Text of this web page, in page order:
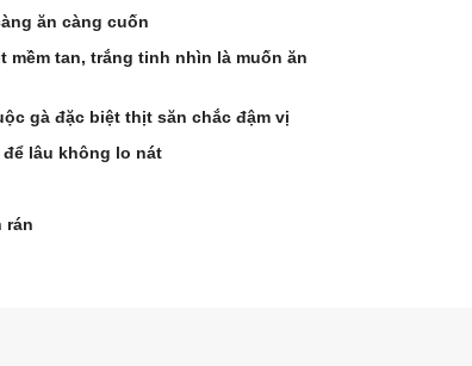
ăn càng cuốn
tan, trắng tinh nhìn là muốn ăn
gà đặc biệt thịt săn chắc đậm vị
lâu không lo nát
rán